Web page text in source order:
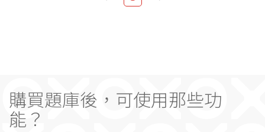
購買題庫後，可使用那些功
能？